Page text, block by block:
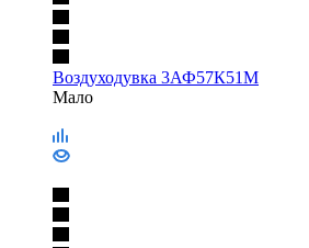
Воздуходувка 3АФ57К51М
Мало